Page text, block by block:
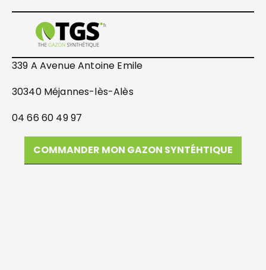
339 A Avenue Antoine Emile
30340 Méjannes-lès-Alès
04 66 60 49 97
COMMANDER MON GAZON SYNTÉHTIQUE